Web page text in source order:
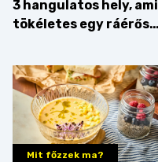
3 hangulatos hely, ami
tökéletes egy ráérős
Mit főzzek ma?